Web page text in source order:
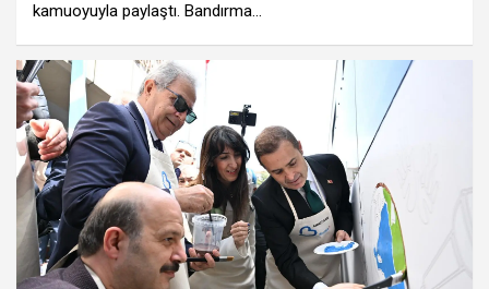
kamuoyuyla paylaştı. Bandırma…